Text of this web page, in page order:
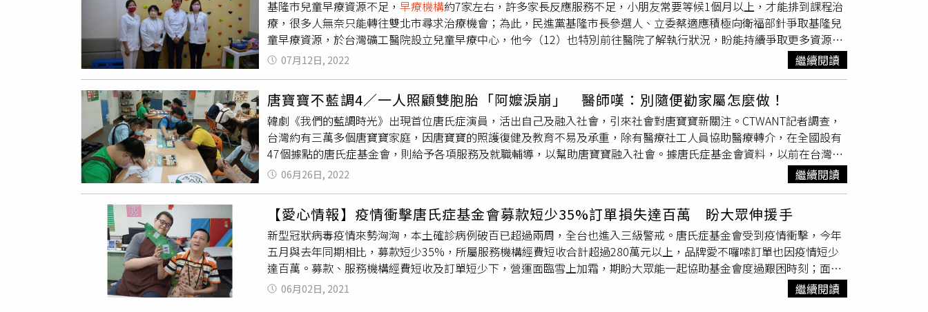
的監視器畫面，小俊在早療機構時並無出現異狀，且當初小俊媽媽在警詢過程中，曾向警方表示8月3日晚間，小俊在家
中並出現異常，故無勘驗8月3日監視器畫面必要。檢察官只調閱小俊昏迷前2小時的監視器畫面，全然忽略醫院認定小
俊前一天受傷的可能性。（圖／家屬提供不起訴書）收到再議駁回處分書後，小俊爸爸旋即於113年5月中旬再次協同律
師向苗栗地方法院提出自訴。然而等了8個月，一直到114年1月才收到來自法官的自訴駁回裁定書。法院支持檢方見
解，認為8月4日案發當天，小俊看起來並無異常，且全案並無積極事證足以證明小俊遭他人蓄意傷害，故無需再看8月3
的畫面，與台中高分檢的說明大同小異。資深律師李巾幞表示，若醫院已認定被害人的症狀可能為24小時內曾遭外力撞
擊，檢方就應該調閱這段時間的監視器畫面。也就是說，承辦該案的檢察官在蒐證過程中，不應略過8月3日的監視器畫
面，才能判斷當初早療機構有無發生此事，若未發現可疑畫面，才有排除理由，如此也能有效解除爭議。李巾幞律師強
調：檢方只要多調閱前一天的監視器畫面，就可以解決爭議，為什麼不做呢？對此，苗栗地檢署發言人廖倪凰主任檢察
官表示，承辦檢察官考量到小俊母親在警詢時，曾表示前日晚間並無發現異狀，因此將蒐證聚焦在昏迷當天的影像。台
中高分檢發言人張宏謀主任檢察官則表示，再議處分書已交代駁回原因。苗栗地院庭長林卉聆回應指出，當初審酌自訴
時，是按照法律規定，且審查案件時間有限，因此才會花費較長的時間，但仍屬合理範圍。至於駁回自訴的部份，林卉
聆強調，綜觀全卷以後，確定該案審酌過程並無不妥，故尊重承辦法官判定。
求償金額1.5%的裁判費，且律師的費用也需由原告自行負擔，這對經濟狀況本就緊繃的小俊一家人來說，實在是一大挑
戰。除裁判費與律師費外，民事訴訟的法律的追訴期2年期限也即將到來，先前因為等待自訴結果，一等就是7個月，如
今小俊一家若是真的要進行民事訴訟，僅剩4個月的時間可以準備。知情人士也向本刊記者表示，目前自訴制度仍未明
確規範法官審酌案件的時間，因此很難舉證法院那邊有意拖延或是怠惰處理，只是按照常理來看，通常審理時間並不會
這麼久。小俊爸爸說：事隔近2年，也許當初他想要看到的那段監視器畫面早已被覆蓋，但他實在是不甘心結果如此。
他表示，當初醫師提供的評估報告中，提及小俊症狀為24小時內受重擊所致，但檢方蒐證時卻沒有調閱昏迷前一日的監
視器畫面，「實在對司法太失望了！」此外，小俊爸爸也認為檢方採用搪塞的態度回應，讓他很不滿，他知道監視器畫
面或許已不復存在，但他寧可檢方直接向他表明已無法勘驗當日的畫面，而非像現在這樣利用不合理的說法，企圖敷衍
過關。「若小俊還能活蹦亂跳，實在是很想趁兒童節的時候帶他和全家人四處走走。」小俊爸爸記得，小俊被診斷為自
閉兒後，好不容易漸漸學會自我表達，但沒過多久，意外就發生了。他含淚哽咽表示：「我的要求其實都一樣，就是想
看那段監視器畫面，想知道我兒子究竟為何受傷而已。」若小俊還健康，小俊爸爸會趁著兒童節帶全家人一起出遊。
（圖／黃耀徵攝）資深律師李巾幞表示，若醫院已認定被害人的症狀可能為24小時內遭外力撞擊，檢方就應該調閱這段
時間的監視器畫面。也就是說，承辦該案的檢察官在蒐證過程中，不應略過8月3日的監視器畫面，才能判斷當初
構有無發生此事，若未發現可疑畫面，才有排除理由，如此也能有效解決爭議。李巾幞律師強調：檢方只要多調閱到前
一天的監視器畫面，就可以解除爭議，為什麼不做呢？對此，苗栗地檢署發言人廖倪凰主任檢察官表示，當時承辦檢察
官考量到小俊母親在警詢時，曾表示前日晚間並無發現異狀，因此將蒐證聚焦在昏迷當天的影像。台中高分檢發言人張
宏謀主任檢察官則表示，再議處分書已交代駁回原因。苗栗地院庭長林卉聆回應指出，當初審酌自訴時，是按照法律規
定，且審查案件時間有限，因此才會花費較長的時間，但仍屬合理範圍。至於駁回自訴的部份，林卉聆強調，綜觀全卷
基隆市兒童早療資源不足， 早療機構約7家左右，許多家長反應服務不足，小朋友常要等候1個月以上，才能排到課程治
療，很多人無奈只能轉往雙北市尋求治療機會；為此，民進黨基隆市長參選人、立委蔡適應積極向衛福部針爭取基隆兒
童早療資源，於台灣礦工醫院設立兒童早療中心，他今（12）也特別前往醫院了解執行狀況，盼能持續爭取更多資源，
幫助更多基隆家庭。基隆市1至6歲人口約1萬3千人，發展遲緩發生率約6到8%，學齡前兒童早療需求人數約1千人左
卻只有7家，許多家長向蔡適應反應服務不足，小朋友常要等候1個月以上，才能排到
課程治療；尤其針對語言治療部分，很多家長進而轉往雙北市尋求治療機會。蔡適應表示，台灣每年有一定比例的小朋
友，在發展上有遲緩狀況，需要及早發現、及早治療，兒童早療問題特別是在1到6歲之間。他說，若能受到好的照顧，
未來發展和一般小朋友無異，台灣礦工醫院的兒童早療中心開設夜間服務，能幫助到白天無法分身的雙薪家庭家長。蔡
適應也說，服務處常接到家長陳情，希望基隆增加更多早療課程，才不用舟車勞頓跑到雙北市，自己持續努力向衛福部
建議研議交通津貼補助，以及補助相關醫療院所，讓院所願意開設夜間服務門診，減輕家長們的負擔。蔡適應認為，實
務上來講，這就是縮短城鄉醫療資源的差距，今天也特別來關心兒童早療中心建置情形，非常感謝治療師們願意到台灣
礦工醫院建立中心，兒童早療是孩子成長的起步關鍵，需要有更多心力投注。他表示，未來若擔任基隆市長，會跟基隆
市衛生局研議提高醫療院所的服務量能，並建立起跨院所夥伴關係，提升基隆兒童的早療環境品質。復健科物理治療技
術長黃雍絢表示，台灣礦工醫院設立兒童早療中心之前，大部分孩童都是到雙北市治療，現在許多基隆的孩子都回來治
療，幾乎都是客滿，目前醫院提供職能、語言治療，也會努力服務更多孩童，希望透過早期治療，讓小朋友快樂成長。
復健科兒童早療中心組長黃鈺雯也指出，小朋友到早療中心後，治療師會依照發展遲緩的方面進行課程，並透過教具輔
助，希望小朋友到醫療院所可以較為輕鬆。
07月12日, 2022 繼續閱讀
唐寶寶不藍調4／一人照顧雙胞胎「阿嬤淚崩」 醫師嘆：別隨便勸家屬怎麼做！
韓劇《我們的藍調時光》出現首位唐氏症演員，活出自己及融入社會，引來社會對唐寶寶新關注。CTWANT記者調查，
台灣約有三萬多個唐寶寶家庭，因唐寶寶的照護復健及教育不易及承重，除有醫療社工人員協助醫療轉介，在全國設有
47個據點的唐氏症基金會，則給予各項服務及就職輔導，以幫助唐寶寶融入社會。據唐氏症基金會資料，以前在台灣，
生出唐氏症的機率大約是1/800，但隨著醫療及科技的進步，目前生出唐氏症的機率大約是1/1263，也就是約莫1263名
新生兒中有1名唐氏症者，依此機率推估，台灣約有3萬多戶家庭育有唐氏症者，而唐氏症者的平均照顧時間達55年，醫
療成本是一般家庭13倍北市聯合醫院婦幼分院婦產科蕭慶華醫師表示，生出唐氏症寶寶的原因絕大部分與基因突變有
關，約佔了95%，只有4~5%和家族史有關，所以，第一胎生出唐氏兒，第二胎再生出唐氏兒的機會僅會稍微增加。雖
然年輕孕婦也可能生出唐寶寶，但隨著懷孕年齡的增加，生下唐氏症寶寶的機率也會提高。根據研究統計，25歲孕婦生
出唐氏兒的機率為1350分之一，30歲為900分之一，35歲增加到365分之一，到45歲時，生下唐氏兒的機會就高達25分
之一，因此衛福部建議34歲以上的高齡產婦進行羊水篩檢。 一旦發現胎兒是唐寶寶，又該怎麼做呢？奇美醫院胸腔內科
醫師柯獻欽在臉書寫到，「多年前，有一個阿嬤來看我門診，中午12點半才匆匆趕來，說給兩個唐氏症的孫子準備中
餐，我詫異地問了一下，怎麼會是兩位？阿嬤一邊擦眼淚、一邊訴說著，媳婦懷雙胞胎，妊娠5~6個月時檢查出可能是
06月26日, 2022 繼續閱讀
【愛心情報】疫情衝擊唐氏症基金會募款短少35%訂單損失達百萬 盼大眾伸援手
新型冠狀病毒疫情來勢洶洶，本土確診病例破百已超過兩周，全台也進入三級警戒。唐氏症基金會受到疫情衝擊，今年
五月與去年同期相比，募款短少35%，所屬服務機構經費短收合計超過280萬元以上，品牌愛不囉嗦訂單也因疫情短少
達百萬。募款、服務機構經費短收及訂單短少下，營運面臨雪上加霜，期盼大眾能一起協助基金會度過艱困時刻；面對
疫情，基金會與所有第一線的人員一樣，一起努力維持服務的持續，透過電訪關注唐寶寶、心智障礙者的需求，更進一
步媒合物資提供宅配服務，以最安全的方式幫助他們因應疫情；另一方面，各服務據點的老師也拍攝各種教學短片，幫
06月02日, 2021 繼續閱讀